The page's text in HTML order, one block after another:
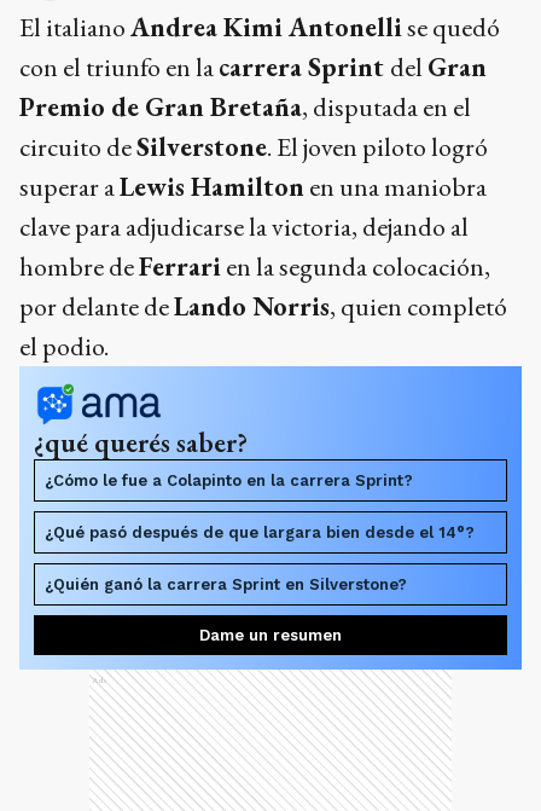
El italianoAndrea Kimi Antonellise quedó
con el triunfo en lacarrera Sprint del Gran
Premio de Gran Bretaña, disputada en el
circuito deSilverstone. El joven piloto logró
superar aLewis Hamiltonen una maniobra
clave para adjudicarse la victoria, dejando al
hombre deFerrarien la segunda colocación,
por delante deLando Norris, quien completó
el podio.
¿qué querés saber?
¿Cómo le fue a Colapinto en la carrera Sprint?
¿Qué pasó después de que largara bien desde el 14°?
¿Quién ganó la carrera Sprint en Silverstone?
Dame un resumen
Ads